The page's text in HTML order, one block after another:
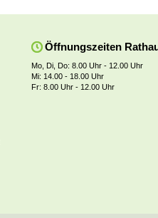
Öffnungszeiten
Mo, Di, Do: 8.00 Uhr - 12.00 Uhr
Mi: 14.00 - 18.00 Uhr
Fr: 8.00 Uhr - 12.00 Uhr